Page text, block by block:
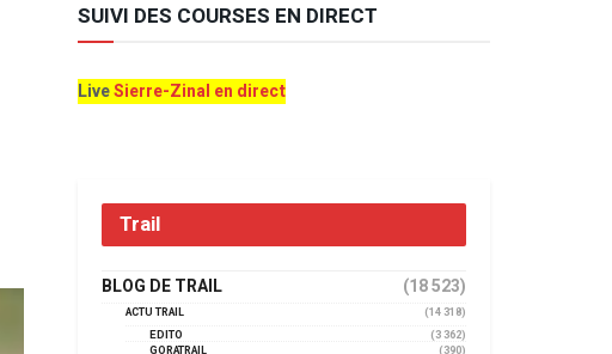
SUIVI DES COURSES EN DIRECT
LiveSierre-Zinal en direct
Trail
BLOG DE TRAIL (18 523)
ACTU TRAIL
(14 318)
EDITO
(3 362)